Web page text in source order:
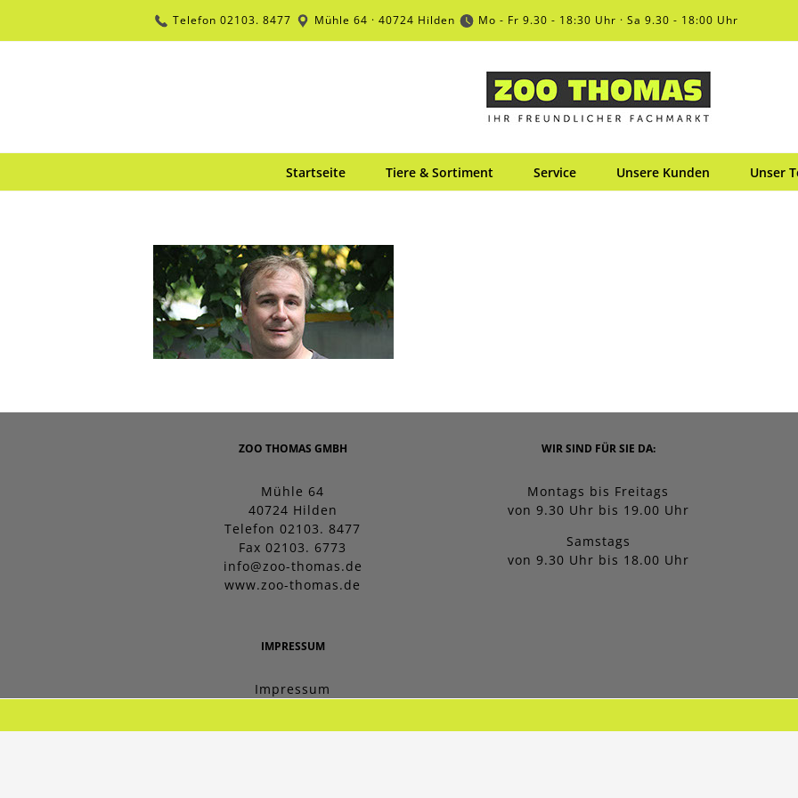
springen
Telefon 02103. 8477 Mühle 64 · 40724 Hilden Mo - Fr 9.30 - 18:30 Uhr · Sa 9.30 - 18:00 Uhr
Startseite Tiere & Sortiment Service Unsere Kunden Unser
ZOO THOMAS GMBH
Mühle 64
40724 Hilden
Telefon 02103. 8477
Fax 02103. 6773
info@zoo-thomas.de
www.zoo-thomas.de
IMPRESSUM
Impressum
WIR SIND FÜR SIE DA:
Montags bis Freitags
von 9.30 Uhr bis 19.00 Uhr
Samstags
von 9.30 Uhr bis 18.00 Uhr